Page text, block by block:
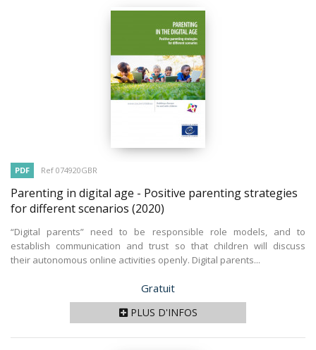
PDF Ref 074920GBR
Parenting in digital age - Positive parenting strategies
for different scenarios (2020)
“Digital parents” need to be responsible role models, and to
establish communication and trust so that children will discuss
their autonomous online activities openly. Digital parents...
Prix
Gratuit
PLUS D'INFOS